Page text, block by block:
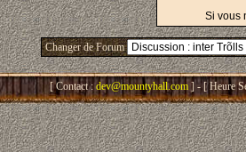
Si vous
Changer de Forum
[ Contact : dev@mountyhall.com ] - [ Heure